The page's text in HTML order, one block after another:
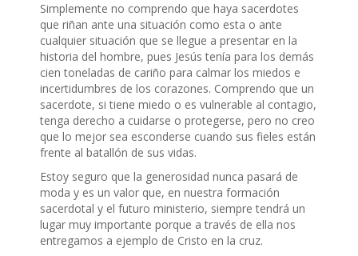
Simplemente no comprendo que haya sacerdotes
que riñan ante una situación como esta o ante
cualquier situación que se llegue a presentar en la
historia del hombre, pues Jesús tenía para los demás
cien toneladas de cariño para calmar los miedos e
incertidumbres de los corazones. Comprendo que un
sacerdote, si tiene miedo o es vulnerable al contagio,
tenga derecho a cuidarse o protegerse, pero no creo
que lo mejor sea esconderse cuando sus fieles están
frente al batallón de sus vidas.
Estoy seguro que la generosidad nunca pasará de
moda y es un valor que, en nuestra formación
sacerdotal y el futuro ministerio, siempre tendrá un
lugar muy importante porque a través de ella nos
entregamos a ejemplo de Cristo en la cruz.